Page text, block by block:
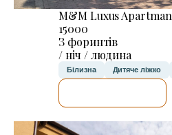
M&M Luxus Apartman
15000
З форинтів
/ ніч / людина
Білизна Дитяче ліжко